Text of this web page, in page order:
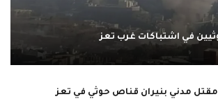
مقتل مدني بنيران قناص حوثي في تعز